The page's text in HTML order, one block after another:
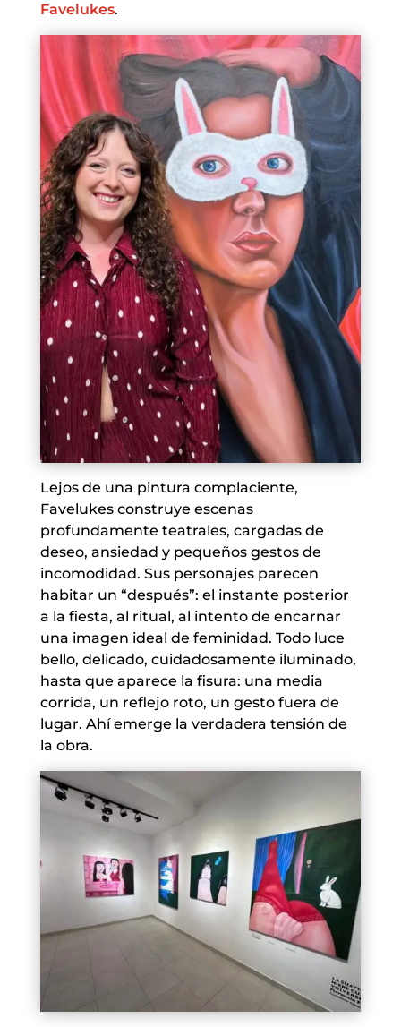
Favelukes.
Lejos de una pintura complaciente,
Favelukes construye escenas
profundamente teatrales, cargadas de
deseo, ansiedad y pequeños gestos de
incomodidad. Sus personajes parecen
habitar un “después”: el instante posterior
a la fiesta, al ritual, al intento de encarnar
una imagen ideal de feminidad. Todo luce
bello, delicado, cuidadosamente iluminado,
hasta que aparece la fisura: una media
corrida, un reflejo roto, un gesto fuera de
lugar. Ahí emerge la verdadera tensión de
la obra.